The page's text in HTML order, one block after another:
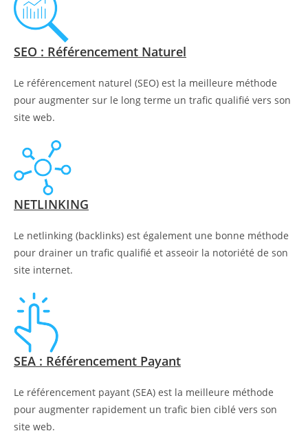
SEO : Référencement Naturel
Le référencement naturel (SEO) est la meilleure méthode
pour augmenter sur le long terme un trafic qualifié vers son
site web.
NETLINKING
Le netlinking (backlinks) est également une bonne méthode
pour drainer un trafic qualifié et asseoir la notoriété de son
site internet.
SEA : Référencement Payant
Le référencement payant (SEA) est la meilleure méthode
pour augmenter rapidement un trafic bien ciblé vers son
site web.